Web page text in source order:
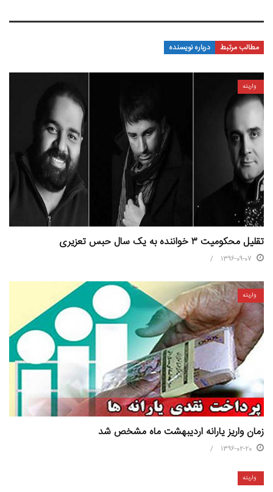
مطالب مرتبط درباره نویسنده
واریته
تقلیل محکومیت ۳ خواننده به یک سال حبس تعزیری
1396-09-07
واریته
زمان واریز یارانه اردیبهشت ماه مشخص شد
1396-02-20
واریته